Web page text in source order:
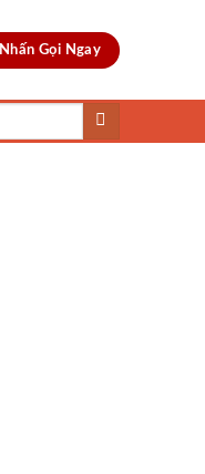
Nhấn Gọi Ngay